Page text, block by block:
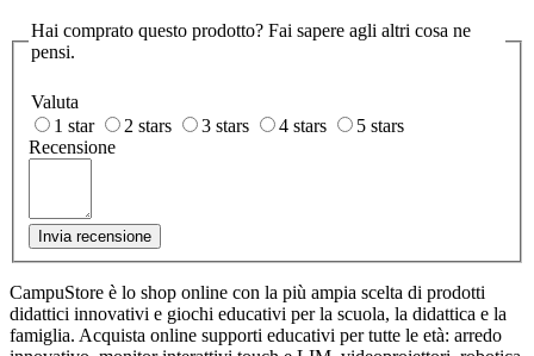
Hai comprato questo prodotto? Fai sapere agli altri cosa ne
pensi.
Valuta
1 star
2 stars 3 stars 4 stars
5 stars
Recensione
Invia recensione
CampuStore è lo shop online con la più ampia scelta di prodotti
didattici innovativi e giochi educativi per la scuola, la didattica e la
famiglia. Acquista online supporti educativi per tutte le età: arredo